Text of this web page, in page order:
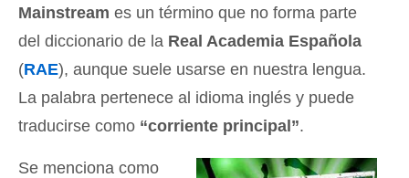
Mainstream es un término que no forma parte
del diccionario de la Real Academia Española
(RAE), aunque suele usarse en nuestra lengua.
La palabra pertenece al idioma inglés y puede
traducirse como “corriente principal”.
Se menciona como